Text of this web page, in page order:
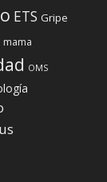
ETS Gripe
mama
OMS